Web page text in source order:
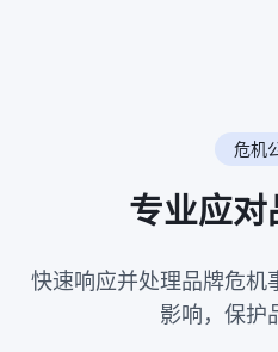
危机
专业应
快速响应并处理品牌危机
影响，保护